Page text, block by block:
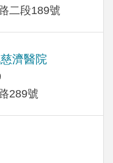
二段189號
濟醫院
289號